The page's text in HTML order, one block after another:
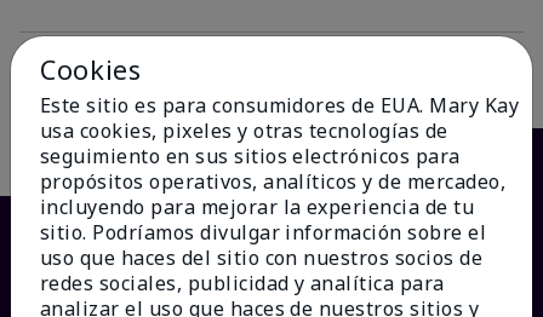
Descripción
Cookies
Este sitio es para consumidores de EUA. Mary Kay
usa cookies, pixeles y otras tecnologías de
seguimiento en sus sitios electrónicos para
propósitos operativos, analíticos y de mercadeo,
incluyendo para mejorar la experiencia de tu
sitio. Podríamos divulgar información sobre el
uso que haces del sitio con nuestros socios de
redes sociales, publicidad y analítica para
analizar el uso que haces de nuestros sitios y